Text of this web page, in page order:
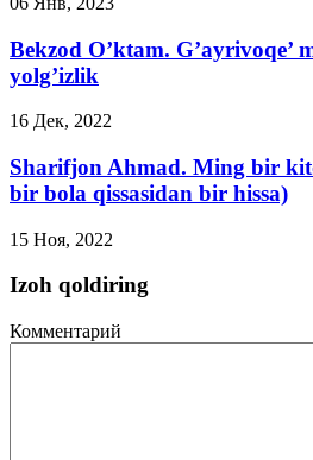
Bekzod O’ktam. G’ayrivoqe’
yolg’izlik
16 Дек, 2022
Sharifjon Ahmad. Ming bir
bir bola qissasidan bir hissa)
15 Ноя, 2022
Izoh qoldiring
Комментарий